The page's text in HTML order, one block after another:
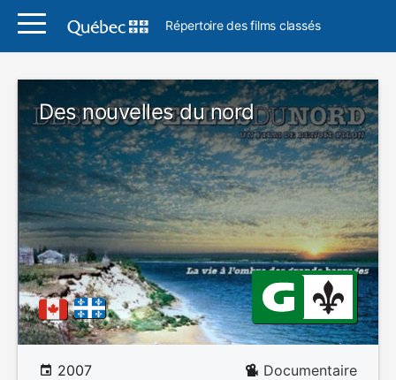
Répertoire des films classés
Des nouvelles du nord
2007 Documentaire